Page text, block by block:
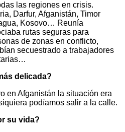
las regiones en crisis.
Darfur, Afganistán, Timor
Kosovo… Reunía
rutas seguras para
de zonas en conflicto,
secuestrado a trabajadores
delicada?
en Afganistán la situación era
podíamos salir a la calle.
su vida?